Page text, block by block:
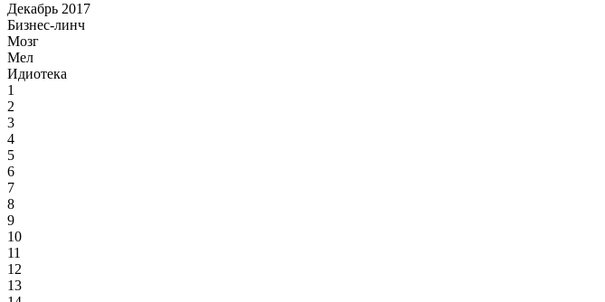
Декабрь 2017
Бизнес-линч
Мозг
Мел
Идиотека
1
2
3
4
5
6
7
8
9
10
11
12
13